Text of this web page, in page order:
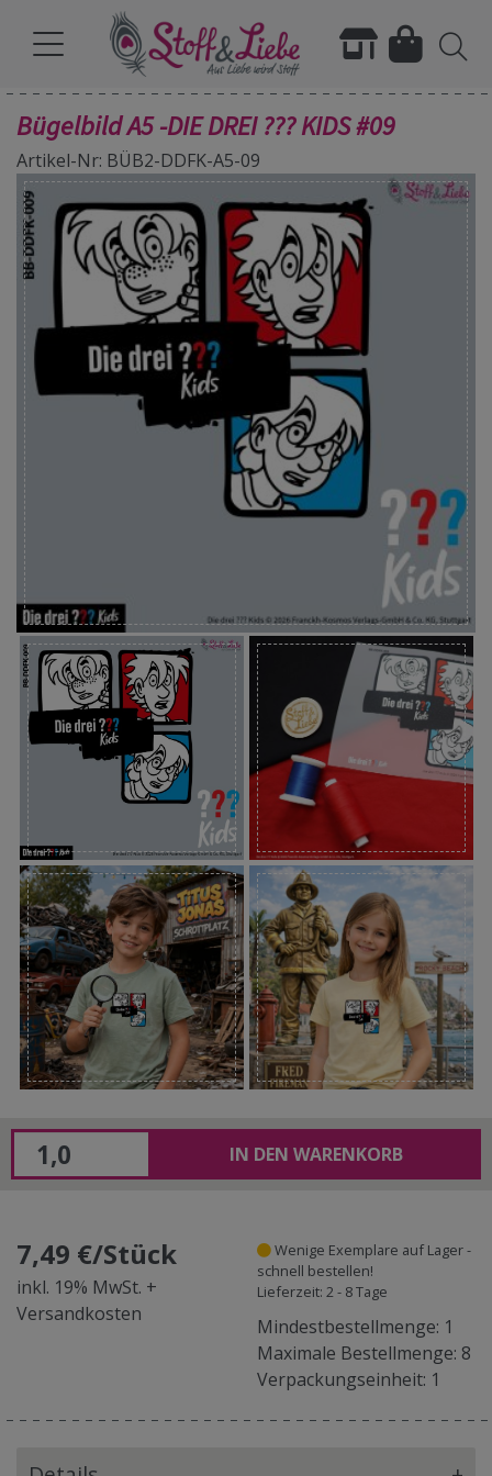
Bügelbild A5 -DIE DREI ??? KIDS #09
Artikel-Nr: BÜB2-DDFK-A5-09
IN DEN WARENKORB
7,49 €/Stück
inkl. 19% MwSt. +
Versandkosten
Wenige Exemplare auf Lager -
schnell bestellen!
Lieferzeit: 2 - 8 Tage
Mindestbestellmenge: 1
Maximale Bestellmenge: 8
Verpackungseinheit: 1